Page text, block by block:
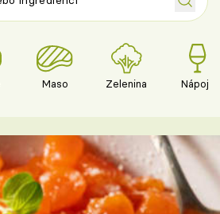
Maso Zelenina Nápoje